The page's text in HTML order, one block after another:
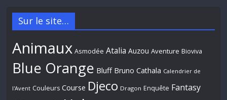
Sur le site…
Animaux Asmodée Atalia Auzou Aventure Bioviva
Blue Orange Bluff Bruno Cathala Calendrier de
l'Avent Couleurs Course Djeco Dragon Enquête Fantasy